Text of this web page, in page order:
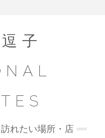
子
れたい場所・店